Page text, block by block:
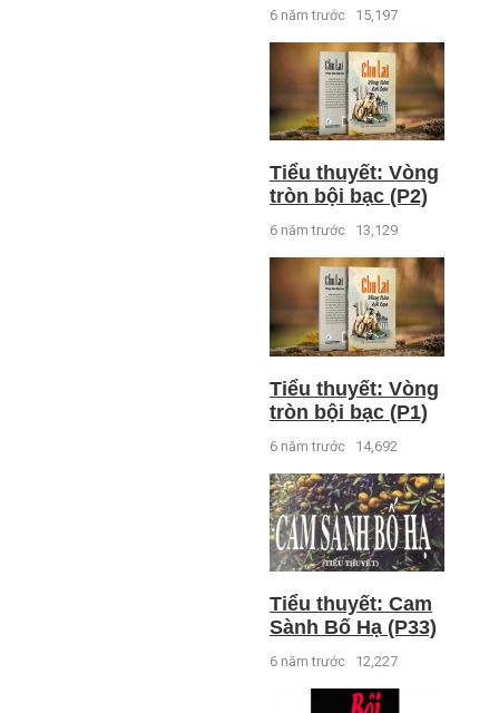
6 năm trước 15,197
Tiểu thuyết: Vòng
tròn bội bạc (P2)
6 năm trước 13,129
Tiểu thuyết: Vòng
tròn bội bạc (P1)
6 năm trước 14,692
Tiểu thuyết: Cam
Sành Bố Hạ (P33)
6 năm trước 12,227